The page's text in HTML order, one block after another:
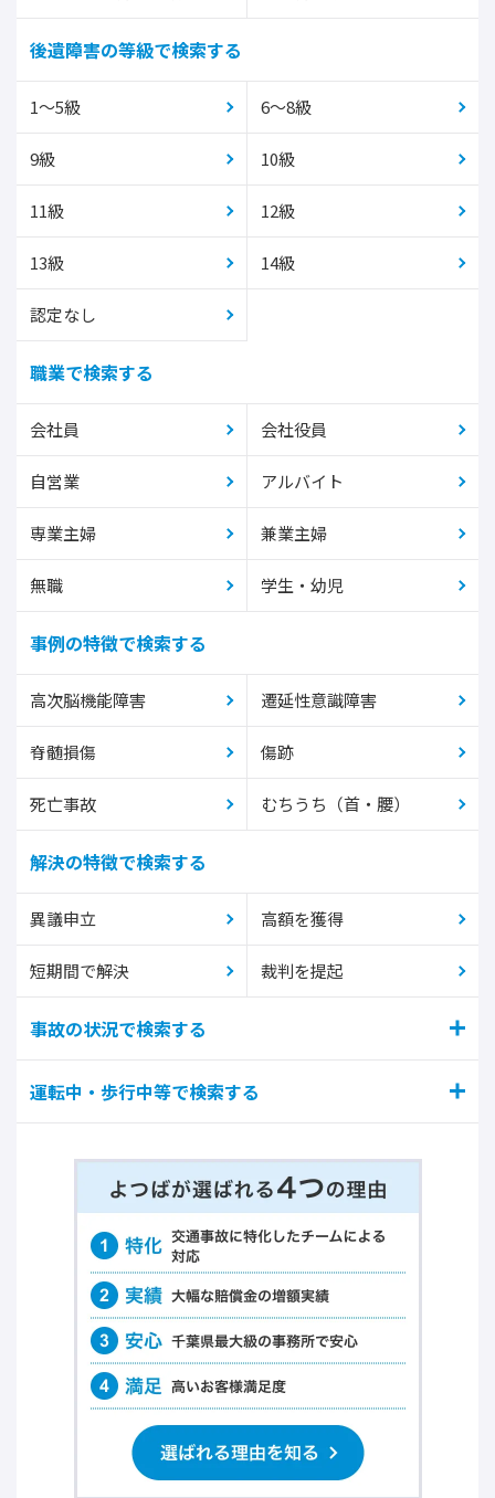
後遺障害の等級で検索する
1～5級 6～8級
9級 10級
11級 12級
13級 14級
認定なし
職業で検索する
会社員 会社役員
自営業 アルバイト
専業主婦 兼業主婦
無職 学生・幼児
事例の特徴で検索する
高次脳機能障害 遷延性意識障害
脊髄損傷 傷跡
死亡事故 むちうち（首・腰）
解決の特徴で検索する
異議申立 高額を獲得
短期間で解決 裁判を提起
事故の状況で検索する
運転中・歩行中等で検索する